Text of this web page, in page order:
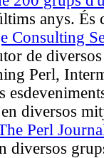
anys. És
Consulting
de
Perl,
diversos
Perl
diversos